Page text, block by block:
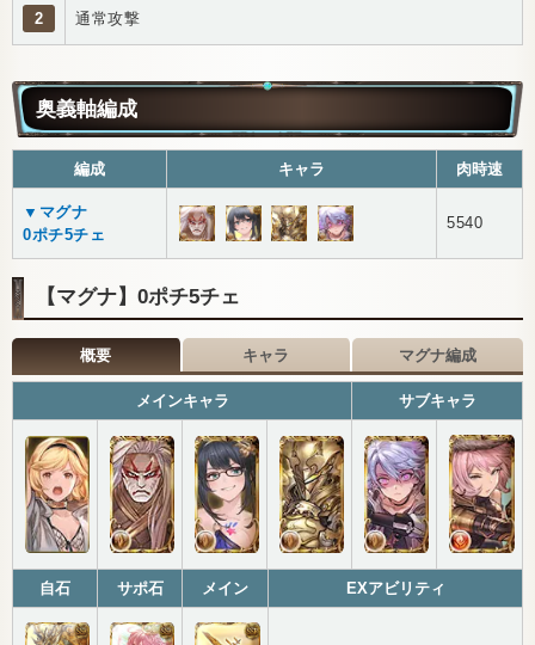
2 通常攻撃
奥義軸編成
編成 キャラ 肉時速
▼マグナ
0ポチ5チェ
5540
【マグナ】0ポチ5チェ
概要 キャラ マグナ編成
メインキャラ サブキャラ
自石 サポ石 メイン EXアビリティ